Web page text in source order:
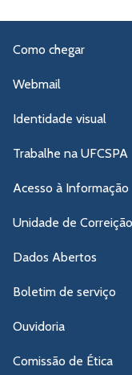
Como chegar
Webmail
Identidade visual
Trabalhe na UFCSPA
Acesso à Informação
Unidade de Correição
Dados Abertos
Boletim de serviço
Ouvidoria
Comissão de Ética